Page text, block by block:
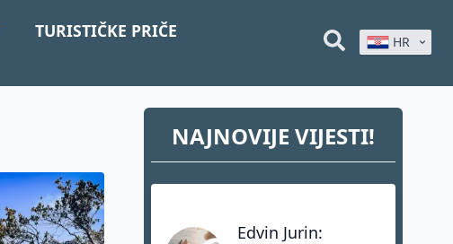
TURISTIČKE PRIČE
HR
NAJNOVIJE VIJESTI!
Edvin Jurin: